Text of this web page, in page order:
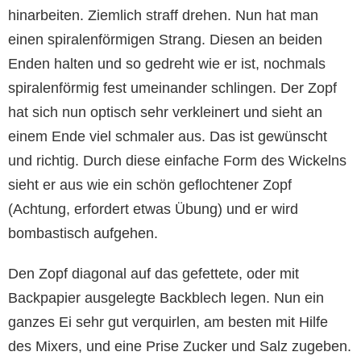
hinarbeiten. Ziemlich straff drehen. Nun hat man
einen spiralenförmigen Strang. Diesen an beiden
Enden halten und so gedreht wie er ist, nochmals
spiralenförmig fest umeinander schlingen. Der Zopf
hat sich nun optisch sehr verkleinert und sieht an
einem Ende viel schmaler aus. Das ist gewünscht
und richtig. Durch diese einfache Form des Wickelns
sieht er aus wie ein schön geflochtener Zopf
(Achtung, erfordert etwas Übung) und er wird
bombastisch aufgehen.
Den Zopf diagonal auf das gefettete, oder mit
Backpapier ausgelegte Backblech legen. Nun ein
ganzes Ei sehr gut verquirlen, am besten mit Hilfe
des Mixers, und eine Prise Zucker und Salz zugeben.